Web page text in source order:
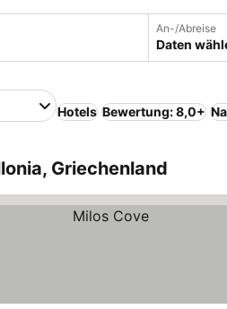
An-/Abreise
Daten
Hotels Bewertung: 8,0+
Griechenland